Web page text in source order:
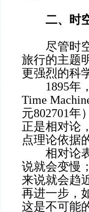
二、时
尽管时空
旅行的主题
更强烈的科
1895年，
Time
元802701年
正是相对论
点理论依据
相对论表
说就会变慢
来说就会趋
再进一步，
这是不可能